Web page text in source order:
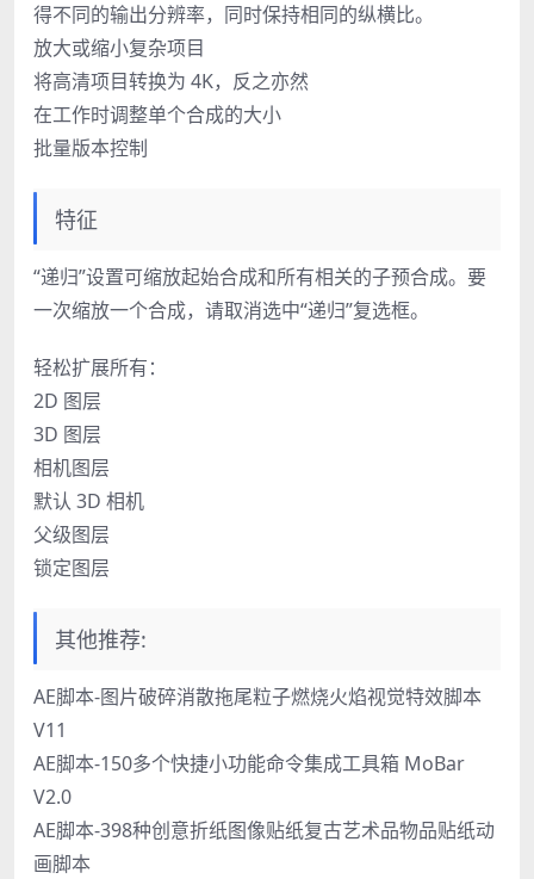
得不同的输出分辨率，同时保持相同的纵横比。
放大或缩小复杂项目
将高清项目转换为 4K，反之亦然
在工作时调整单个合成的大小
批量版本控制
特征
“递归”设置可缩放起始合成和所有相关的子预合成。要
一次缩放一个合成，请取消选中“递归”复选框。
轻松扩展所有：
2D 图层
3D 图层
相机图层
默认 3D 相机
父级图层
锁定图层
其他推荐:
AE脚本-图片破碎消散拖尾粒子燃烧火焰视觉特效脚本
V11
AE脚本-150多个快捷小功能命令集成工具箱 MoBar
V2.0
AE脚本-398种创意折纸图像贴纸复古艺术品物品贴纸动
画脚本